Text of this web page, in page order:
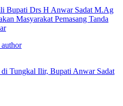
Bupati Drs H Anwar Sadat M.Ag
Masyarakat Pemasang Tanda
Tungkal Ilir, Bupati Anwar Sadat